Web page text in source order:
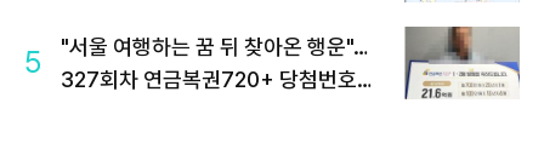
5
"서울 여행하는 꿈 뒤 찾아온 행운"…
327회차 연금복권720+ 당첨번호조